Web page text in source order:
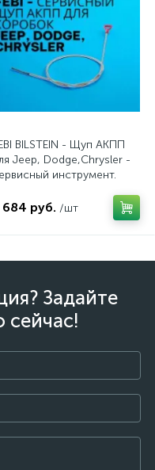
BILSTEIN - Щуп АКПП
Jeep, Dodge,Chrysler -
инструмент.
684 руб. /шт
Задайте
сейчас!